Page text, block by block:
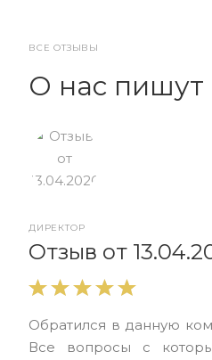
ВСЕ ОТЗЫВЫ
О нас пишут
ДИРЕКТОР
Отзыв от
Обратился в данную
Все вопросы с